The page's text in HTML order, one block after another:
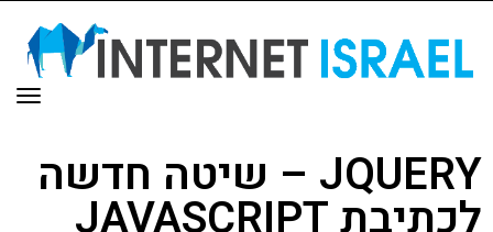
JQUERY – שיטה חדשה
לכתיבת JAVASCRIPT